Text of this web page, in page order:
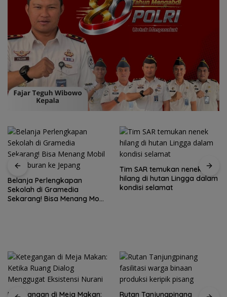
Belanja Perlengkapan
Sekolah di Gramedia
Sekarang! Bisa Menang Mobil
Tim SAR temukan nenek
hilang di hutan Lingga dalam
kondisi selamat
Ketegangan di Meja Makan:
Rutan Tanjungpinang